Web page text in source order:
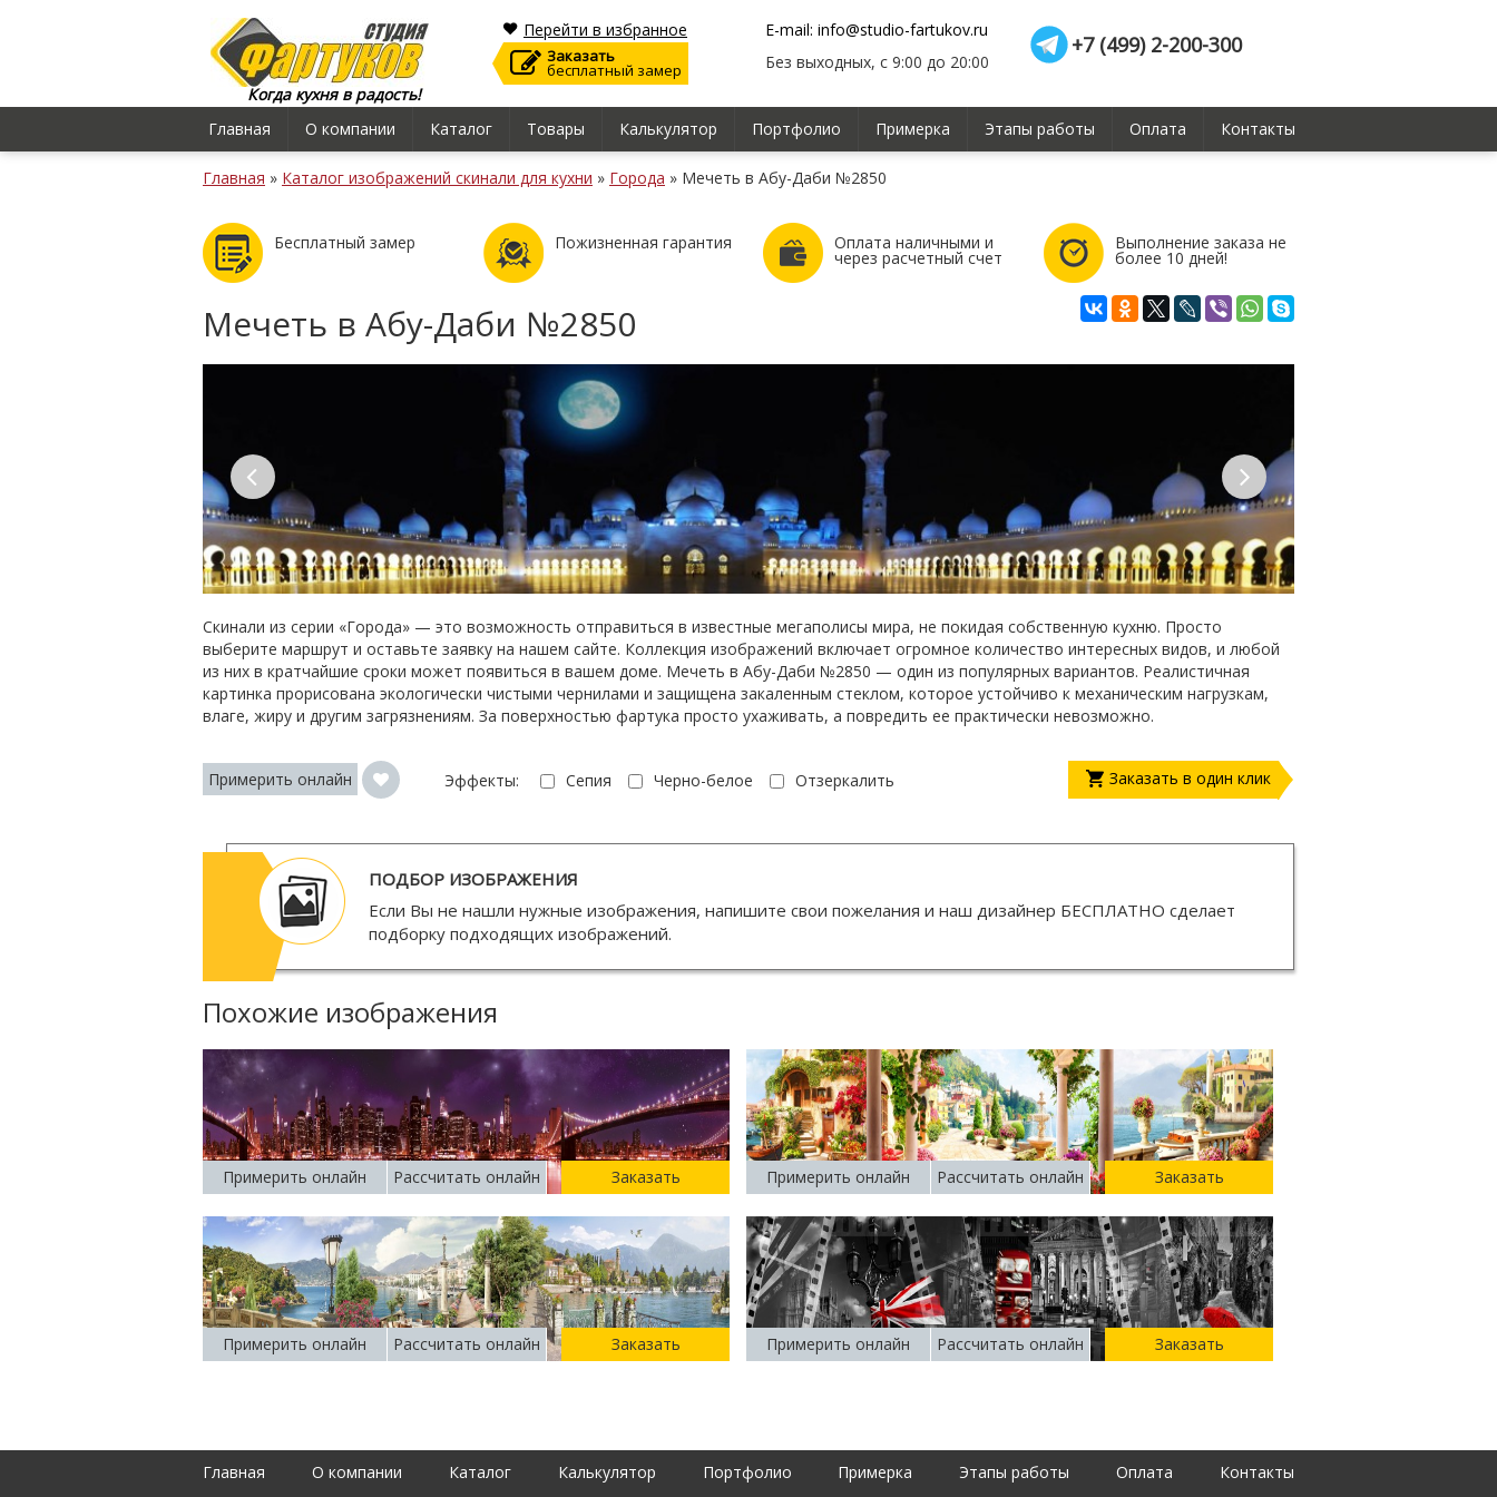
Когда кухня в радость!
Перейти в избранное
Заказать
бесплатный замер
E-mail: info@studio-fartukov.ru
Без выходных, с 9:00 до 20:00
+7 (499) 2-200-300
Главная О компании Каталог Товары Калькулятор Портфолио Примерка Этапы работы Оплата Контакты
Главная » Каталог изображений скинали для кухни » Города » Мечеть в Абу-Даби №2850
Бесплатный замер Пожизненная гарантия Оплата наличными и
через расчетный счет
Выполнение заказа не
более 10 дней!
Мечеть в Абу-Даби №2850
Скинали из серии «Города» — это возможность отправиться в известные мегаполисы мира, не покидая собственную кухню. Просто
выберите маршрут и оставьте заявку на нашем сайте. Коллекция изображений включает огромное количество интересных видов, и любой
из них в кратчайшие сроки может появиться в вашем доме. Мечеть в Абу-Даби №2850 — один из популярных вариантов. Реалистичная
картинка прорисована экологически чистыми чернилами и защищена закаленным стеклом, которое устойчиво к механическим нагрузкам,
влаге, жиру и другим загрязнениям. За поверхностью фартука просто ухаживать, а повредить ее практически невозможно.
Заказать в один клик
Примерить онлайн Эффекты: Сепия Черно-белое Отзеркалить
ПОДБОР ИЗОБРАЖЕНИЯ
Если Вы не нашли нужные изображения, напишите свои пожелания и наш дизайнер БЕСПЛАТНО сделает
подборку подходящих изображений.
Похожие изображения
Примерить онлайн Рассчитать онлайн Заказать Примерить онлайн Рассчитать онлайн Заказать
Примерить онлайн Рассчитать онлайн Заказать Примерить онлайн Рассчитать онлайн Заказать
Главная О компании Каталог Калькулятор Портфолио Примерка Этапы работы Оплата Контакты